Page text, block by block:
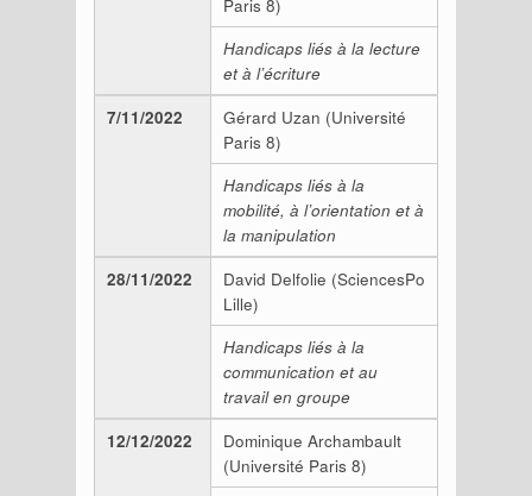
Paris 8)
Handicaps liés à la lecture
et à l’écriture
7/11/2022
Gérard Uzan (Université
Paris 8)
Handicaps liés à la
mobilité, à l’orientation et à
la manipulation
28/11/2022
David Delfolie (SciencesPo
Lille)
Handicaps liés à la
communication et au
travail en groupe
12/12/2022
Dominique Archambault
(Université Paris 8)